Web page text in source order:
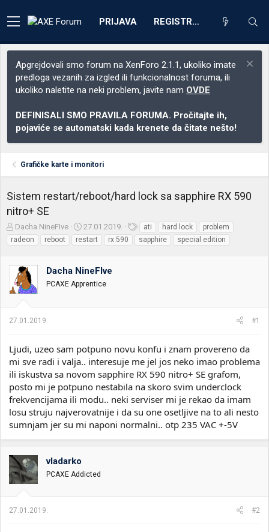
PRIJAVA REGISTRACIJA
Apgrejdovali smo forum na XenForo 2.1.1, ukoliko imate
predloga vezanih za izgled ili funkcionalnost foruma, ili
ukoliko naletite na neki problem, javite nam OVDE
DEFINISALI SMO PRAVILA FORUMA. Pročitajte ih,
pojaviće se automatski kada krenete da čitate nešto!
Grafičke karte i monitori
Sistem restart/reboot/hard lock sa sapphire RX 590
nitro+ SE
Z
a
č
n
i
e
e
Dacha NineFIve
D
a
t
m
p
j
a
27.01.2019.
z
n
ati hard lock
problem
radeon
reboot restart rx 590 sapphire special edition
Dacha NineFIve
PCAXE Apprentice
27.01.2019. #1
Ljudi, uzeo sam potpuno novu konfu i znam provereno da
mi sve radi i valja.. interesuje me jel jos neko imao problema
ili iskustva sa novom sapphire RX 590 nitro+ SE grafom,
posto mi je potpuno nestabila na skoro svim underclock
frekvencijama ili modu.. neki serviser mi je rekao da imam
losu struju najverovatnije i da su one osetljive na to ali nesto
sumnjam jer su mi naponi normalni.. otp 235 VAC +-5V
vladarko
PCAXE Addicted
27.01.2019. #2